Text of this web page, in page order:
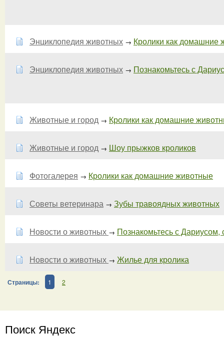
Энциклопедия животных → Кролики как домашние
Энциклопедия животных → Познакомьтесь с
Животные и город → Кролики как домашние
Животные и город → Шоу прыжков кроликов
Фотогалерея → Кролики как домашние животные
Советы ветеринара → Зубы травоядных животных
Новости о животных → Познакомьтесь с
Новости о животных → Жилье для кролика
Страницы: 1 2
Поиск Яндекс